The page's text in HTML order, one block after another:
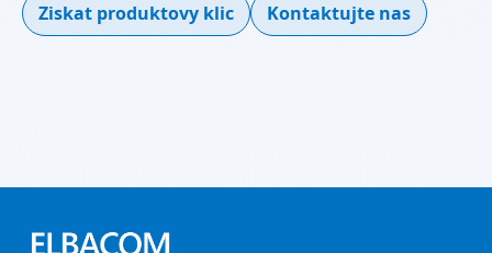
Ziskat produktovy klic
Kontaktujte nas